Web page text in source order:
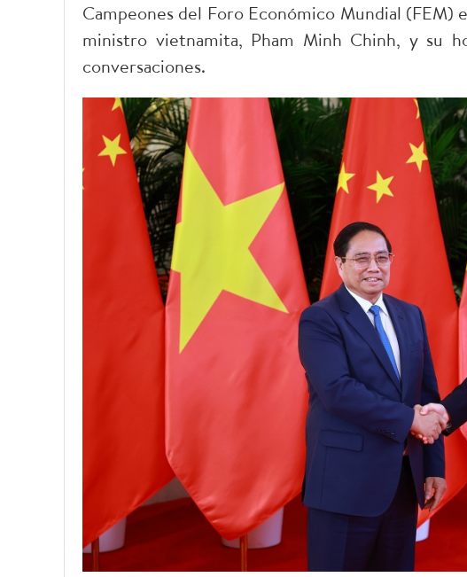
Campeones del Foro Económico Mundial
ministro vietnamita, Pham Minh Chinh, y su
conversaciones.